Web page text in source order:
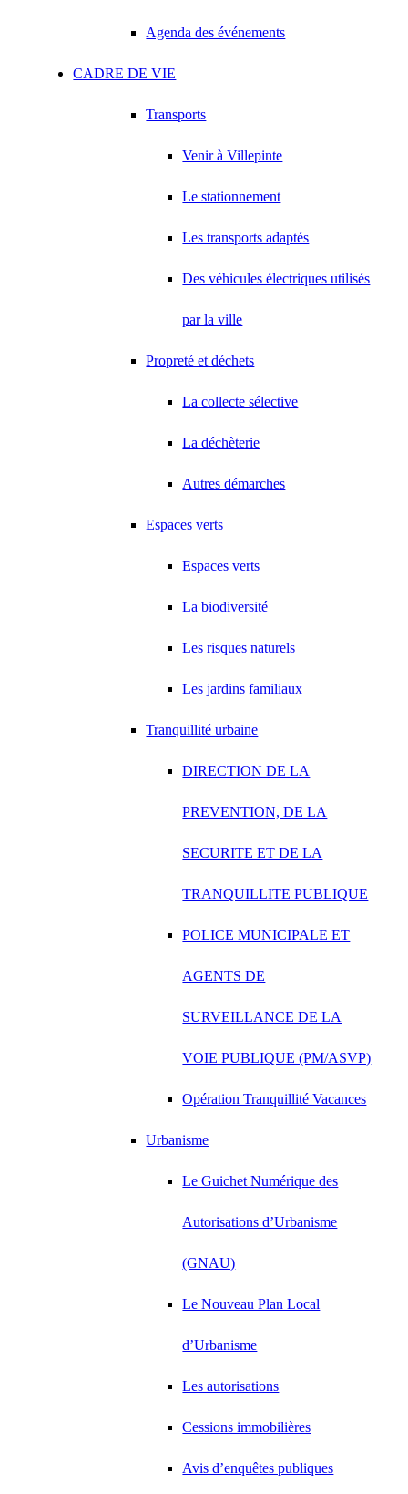
Agenda des événements
CADRE DE VIE
Transports
Venir à Villepinte
Le stationnement
Les transports adaptés
Des véhicules électriques utilisés
par la ville
Propreté et déchets
La collecte sélective
La déchèterie
Autres démarches
Espaces verts
Espaces verts
La biodiversité
Les risques naturels
Les jardins familiaux
Tranquillité urbaine
DIRECTION DE LA
PREVENTION, DE LA
SECURITE ET DE LA
TRANQUILLITE PUBLIQUE
POLICE MUNICIPALE ET
AGENTS DE
SURVEILLANCE DE LA
VOIE PUBLIQUE (PM/ASVP)
Opération Tranquillité Vacances
Urbanisme
Le Guichet Numérique des
Autorisations d’Urbanisme
(GNAU)
Le Nouveau Plan Local
d’Urbanisme
Les autorisations
Cessions immobilières
Avis d’enquêtes publiques